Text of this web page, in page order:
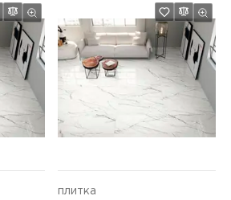
плитка